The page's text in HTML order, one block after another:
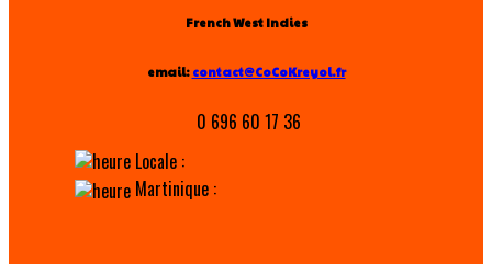
French West Indies
email: contact@CoCoKreyol.fr
0 696 60 17 36
Locale :
Martinique :